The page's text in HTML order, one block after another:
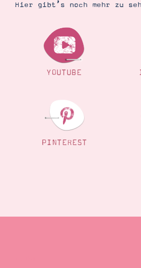
Hier gibt’s noch mehr zu
YOUTUBE
PINTEREST